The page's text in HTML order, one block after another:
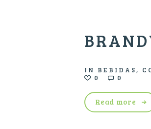
IN BEBIDAS,
0
0
Read more